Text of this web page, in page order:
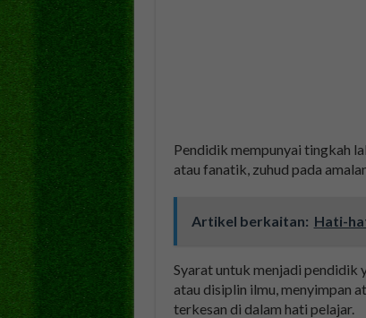
Pendidik mempunyai tingkah
atau fanatik, zuhud pada
Artikel berkaitan: Hati-
Syarat untuk menjadi pendidik
atau disiplin ilmu, menyimpan
terkesan di dalam hati pelajar.